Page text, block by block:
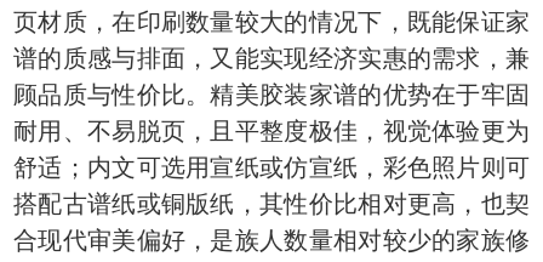
页材质，在印刷数量较大的情况下，既能保证家
谱的质感与排面，又能实现经济实惠的需求，兼
顾品质与性价比。精美胶装家谱的优势在于牢固
耐用、不易脱页，且平整度极佳，视觉体验更为
舒适；内文可选用宣纸或仿宣纸，彩色照片则可
搭配古谱纸或铜版纸，其性价比相对更高，也契
合现代审美偏好，是族人数量相对较少的家族修